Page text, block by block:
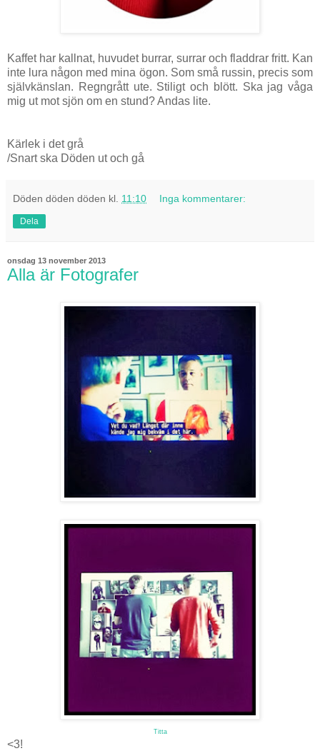
Kaffet har kallnat, huvudet burrar, surrar och fladdrar fritt. Kan
inte lura någon med mina ögon. Som små russin, precis som
självkänslan. Regngrått ute. Stiligt och blött. Ska jag våga
mig ut mot sjön om en stund? Andas lite.
Kärlek i det grå
/Snart ska Döden ut och gå
Döden döden döden kl. 11:10 Inga kommentarer:
Dela
onsdag 13 november 2013
Alla är Fotografer
Titta
<3!